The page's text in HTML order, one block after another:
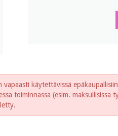
käytettävissä
toiminnassa (esim. maksullisissa